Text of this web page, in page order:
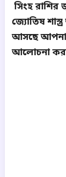
সিংহ রাশির
জ্যোতিষ
আসছে
আলোচনা